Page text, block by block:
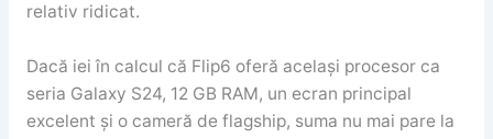
relativ ridicat.
Dacă iei în calcul că Flip6 oferă același procesor ca
seria Galaxy S24, 12 GB RAM, un ecran principal
excelent și o cameră de flagship, suma nu mai pare la